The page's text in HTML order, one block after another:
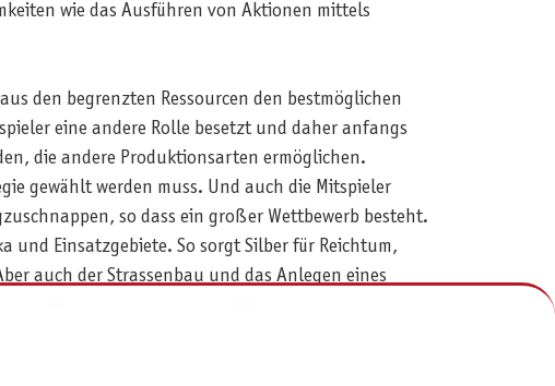
wie das Ausführen von Aktionen mittels
den begrenzten Ressourcen den bestmöglichen
eine andere Rolle besetzt und daher anfangs
die andere Produktionsarten ermöglichen.
gewählt werden muss. Und auch die Mitspieler
so dass ein großer Wettbewerb besteht.
und Einsatzgebiete. So sorgt Silber für Reichtum,
auch der Strassenbau und das Anlegen eines